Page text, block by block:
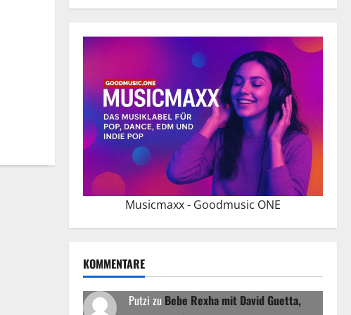
Musicmaxx - Goodmusic ONE
KOMMENTARE
Putzi zu Bebe Rexha mit David Guetta,